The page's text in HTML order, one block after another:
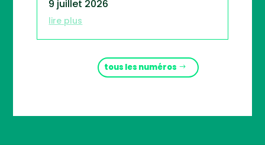
9 juillet 2026
lire plus
tous les numéros